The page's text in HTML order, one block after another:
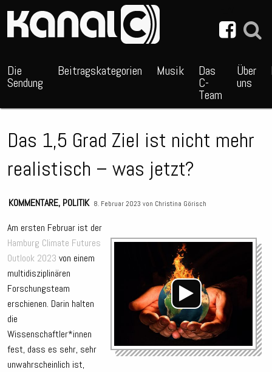
Die
Sendung
Beitragskategorien Musik Das
C-
Team
Über
uns
Das 1,5 Grad Ziel ist nicht mehr
realistisch – was jetzt?
KOMMENTARE, POLITIK 8. Februar 2023 von Christina Görisch
Am ersten Februar ist der
Hamburg Climate Futures
Outlook 2023 von einem
multidisziplinären
Forschungsteam
erschienen. Darin halten
die
Wissenschaftler*innen
fest, dass es sehr, sehr
unwahrscheinlich ist,